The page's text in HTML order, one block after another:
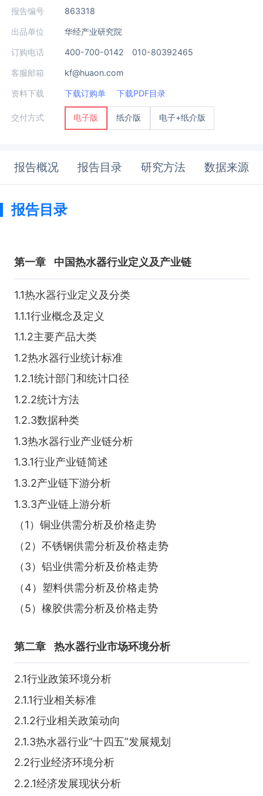
报告编号 863318
出品单位 华经产业研究院
订购电话 400-700-0142 010-80392465
客服邮箱 kf@huaon.com
资料下载 下载订购单 下载PDF目录
交付方式 电子版 纸介版 电子+纸介版
报告概况 报告目录 研究方法 数据来源
报告目录
第一章 中国热水器行业定义及产业链
1.1热水器行业定义及分类
1.1.1行业概念及定义
1.1.2主要产品大类
1.2热水器行业统计标准
1.2.1统计部门和统计口径
1.2.2统计方法
1.2.3数据种类
1.3热水器行业产业链分析
1.3.1行业产业链简述
1.3.2产业链下游分析
1.3.3产业链上游分析
（1）铜业供需分析及价格走势
（2）不锈钢供需分析及价格走势
（3）铝业供需分析及价格走势
（4）塑料供需分析及价格走势
（5）橡胶供需分析及价格走势
第二章 热水器行业市场环境分析
2.1行业政策环境分析
2.1.1行业相关标准
2.1.2行业相关政策动向
2.1.3热水器行业“十四五”发展规划
2.2行业经济环境分析
2.2.1经济发展现状分析